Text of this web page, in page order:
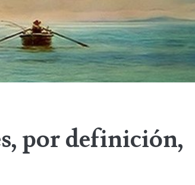
por definición,